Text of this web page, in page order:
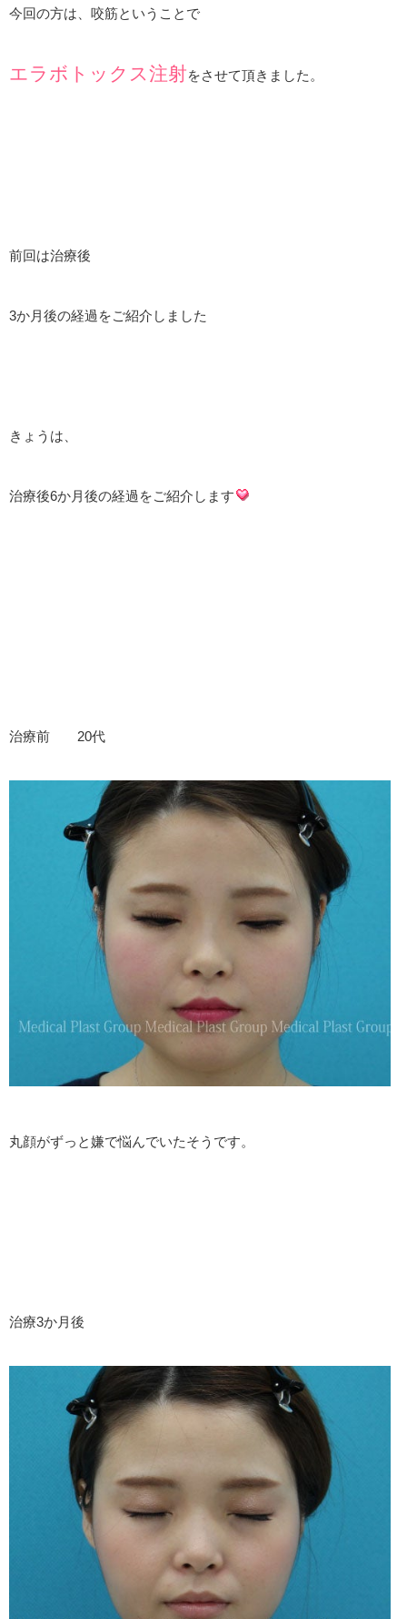
今回の方は、咬筋ということで
エラボトックス注射をさせて頂きました。
前回は治療後
3か月後の経過をご紹介しました
きょうは、
治療後6か月後の経過をご紹介します
治療前 20代
丸顔がずっと嫌で悩んでいたそうです。
治療3か月後